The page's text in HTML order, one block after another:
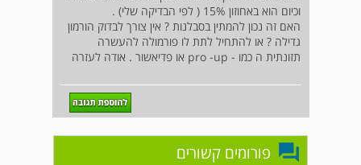
וכיום הוא באחוזון 15% ( לפי הבדיקה שלי) .
האם זה נכון להמתין בסבלנות ? אין צורך לבדוק הורמון
גדילה ? או להתחיל לתת לו פורמולה להעשרה
תזונתית ה כמו - pro -up או פדיאשור . אודה לעזרה
פורומים קשורים